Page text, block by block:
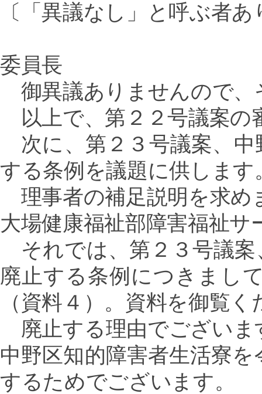
〔「異議なし」と呼ぶ者あ
委員長
御異議ありませんので、
以上で、第２２号議案の
次に、第２３号議案、中
する条例を議題に供します
理事者の補足説明を求め
大場健康福祉部障害福祉サ
それでは、第２３号議案
廃止する条例につきまし
（資料４）。資料を御覧く
廃止する理由でございま
中野区知的障害者生活寮
するためでございます。